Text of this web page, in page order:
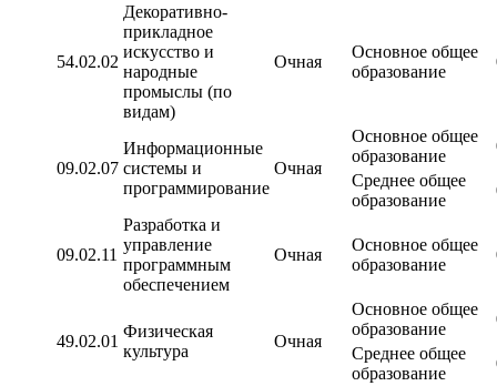
54.02.02
Декоративно­
прикладное
искусство и
народные
промыслы (по
видам)
Очная
Основное общее
образование
09.02.07
Информационные
системы и
программирование
Очная
Основное общее
образование
Среднее общее
образование
09.02.11
Разработка и
управление
программным
обеспечением
Очная
Основное общее
образование
49.02.01
Физическая
культура
Очная
Основное общее
образование
Среднее общее
образование